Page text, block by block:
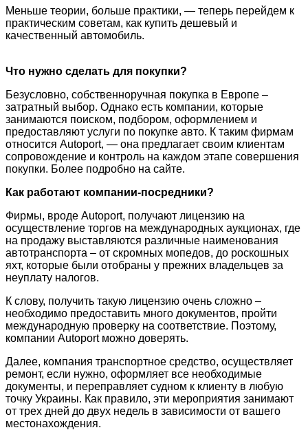
Меньше теории, больше практики, — теперь перейдем к
практическим советам, как купить дешевый и
качественный автомобиль.
Что нужно сделать для покупки?
Безусловно, собственноручная покупка в Европе –
затратный выбор. Однако есть компании, которые
занимаются поиском, подбором, оформлением и
предоставляют услуги по покупке авто. К таким фирмам
относится Autoport, — она предлагает своим клиентам
сопровождение и контроль на каждом этапе совершения
покупки. Более подробно на сайте.
Как работают компании-посредники?
Фирмы, вроде Autoport, получают лицензию на
осуществление торгов на международных аукционах, где
на продажу выставляются различные наименования
автотранспорта – от скромных мопедов, до роскошных
яхт, которые были отобраны у прежних владельцев за
неуплату налогов.
К слову, получить такую лицензию очень сложно –
необходимо предоставить много документов, пройти
международную проверку на соответствие. Поэтому,
компании Autoport можно доверять.
Далее, компания транспортное средство, осуществляет
ремонт, если нужно, оформляет все необходимые
документы, и переправляет судном к клиенту в любую
точку Украины. Как правило, эти мероприятия занимают
от трех дней до двух недель в зависимости от вашего
местонахождения.